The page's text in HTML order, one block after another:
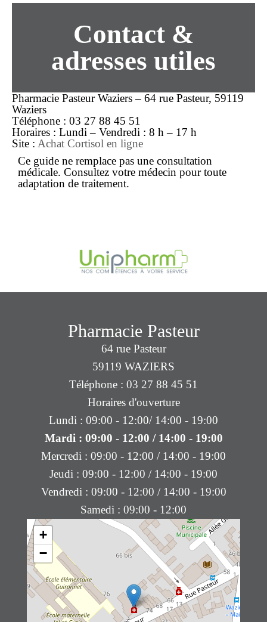
Contact &
adresses utiles
Pharmacie Pasteur Waziers – 64 rue Pasteur, 59119
Waziers
Téléphone : 03 27 88 45 51
Horaires : Lundi – Vendredi : 8 h – 17 h
Site : Achat Cortisol en ligne
Ce guide ne remplace pas une consultation
médicale. Consultez votre médecin pour toute
adaptation de traitement.
+
−
Pharmacie Pasteur
64 rue Pasteur
59119 WAZIERS
Téléphone : 03 27 88 45 51
Horaires d'ouverture
Lundi : 09:00 - 12:00/ 14:00 - 19:00
Mardi : 09:00 - 12:00 / 14:00 - 19:00
Mercredi : 09:00 - 12:00 / 14:00 - 19:00
Jeudi : 09:00 - 12:00 / 14:00 - 19:00
Vendredi : 09:00 - 12:00 / 14:00 - 19:00
Samedi : 09:00 - 12:00